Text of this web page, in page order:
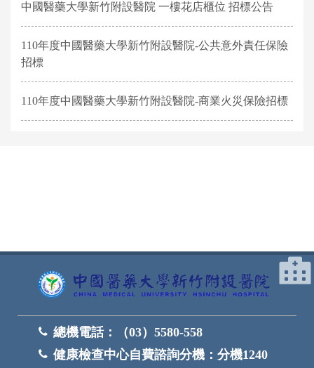
中國醫藥大學新竹附設醫院 一樓花店櫃位 招標公告
110年度中國醫藥大學新竹附設醫院-公共意外責任保險
招標
110年度中國醫藥大學新竹附設醫院-商業火災保險招標
總機電話：
（03）5580-558
健康檢查中心自費諮詢分機： 分機1240